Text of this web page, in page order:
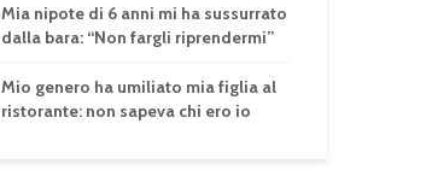
Mia nipote di 6 anni mi ha sussurrato
dalla bara: “Non fargli riprendermi”
Mio genero ha umiliato mia figlia al
ristorante: non sapeva chi ero io